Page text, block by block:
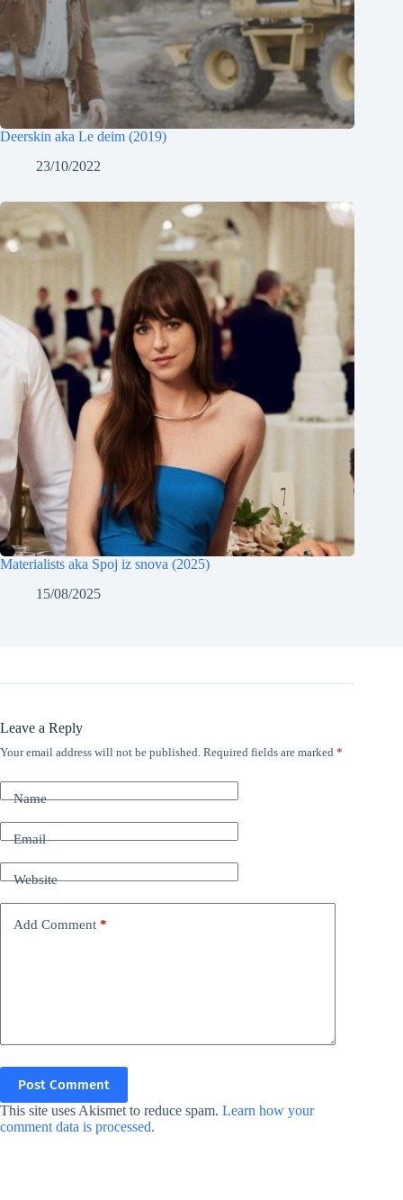
Deerskin aka Le deim (2019)
23/10/2022
Materialists aka Spoj iz snova (2025)
15/08/2025
Leave a Reply
Your email address will not be published. Required fields are marked *
Name
Email
Website
Add Comment *
Post Comment
This site uses Akismet to reduce spam. Learn how your
comment data is processed.